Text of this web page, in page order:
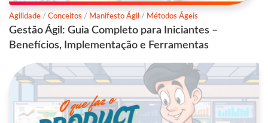
Agilidade / Conceitos / Manifesto Ágil / Métodos Ágeis
Gestão Ágil: Guia Completo para Iniciantes –
Benefícios, Implementação e Ferramentas